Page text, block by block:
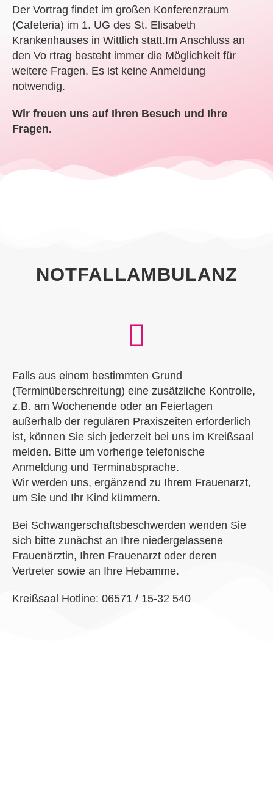
Der Vortrag findet im großen Konferenzraum
(Cafeteria) im 1. UG des St. Elisabeth
Krankenhauses in Wittlich statt.Im Anschluss an
den Vo rtrag besteht immer die Möglichkeit für
weitere Fragen. Es ist keine Anmeldung
notwendig.
Wir freuen uns auf Ihren Besuch und Ihre
Fragen.
NOTFALLAMBULANZ
Falls aus einem bestimmten Grund
(Terminüberschreitung) eine zusätzliche Kontrolle,
z.B. am Wochenende oder an Feiertagen
außerhalb der regulären Praxiszeiten erforderlich
ist, können Sie sich jederzeit bei uns im Kreißsaal
melden. Bitte um vorherige telefonische
Anmeldung und Terminabsprache.
Wir werden uns, ergänzend zu Ihrem Frauenarzt,
um Sie und Ihr Kind kümmern.
Bei Schwangerschaftsbeschwerden wenden Sie
sich bitte zunächst an Ihre niedergelassene
Frauenärztin, Ihren Frauenarzt oder deren
Vertreter sowie an Ihre Hebamme.
Kreißsaal Hotline: 06571 / 15-32 540